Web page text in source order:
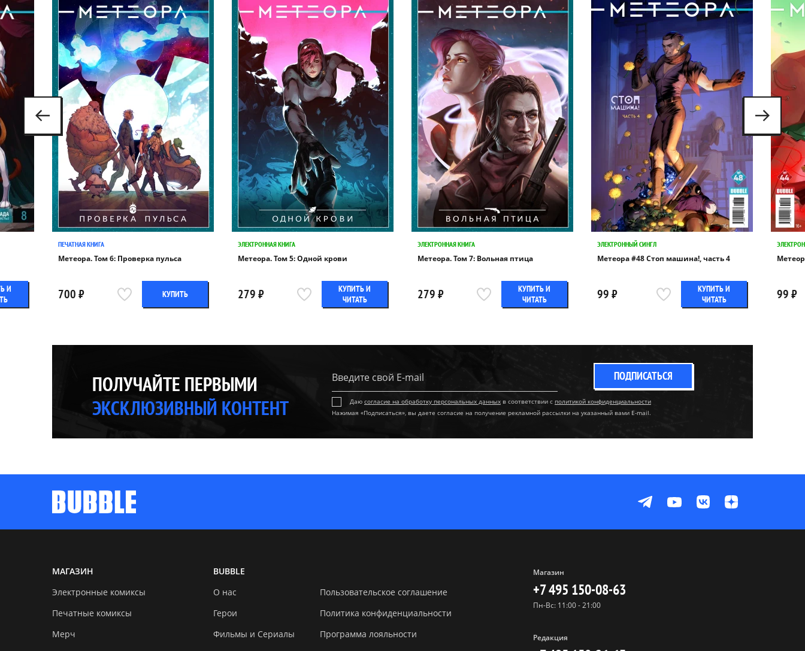
И
ПЕЧАТНАЯ КНИГА
Метеора. Том 6: Проверка пульса
700 ₽ КУПИТЬ
ЭЛЕКТРОННАЯ КНИГА
Метеора. Том 5: Одной крови
279 ₽
КУПИТЬ И
ЧИТАТЬ
ЭЛЕКТРОННАЯ КНИГА
Метеора. Том 7: Вольная птица
279 ₽
КУПИТЬ И
ЧИТАТЬ
ЭЛЕКТРОННЫЙ СИНГЛ
Метеора #48 Стоп машина!, часть 4
99 ₽
КУПИТЬ И
ЧИТАТЬ
99 ₽
ПОЛУЧАЙТЕ ПЕРВЫМИ
ЭКСКЛЮЗИВНЫЙ КОНТЕНТ
ПОДПИСАТЬСЯ
Даю согласие на обработку персональных данных в соответствии с политикой конфиденциальности
Нажимая «Подписаться», вы даете согласие на получение рекламной рассылки на указанный вами E-mail.
МАГАЗИН
Электронные комиксы
Печатные комиксы
Мерч
BUBBLE
О нас
Герои
Фильмы и Сериалы
Пользовательское соглашение
Политика конфиденциальности
Программа лояльности
Магазин
+7 495 150-08-63
Пн-Вс: 11:00 - 21:00
Редакция